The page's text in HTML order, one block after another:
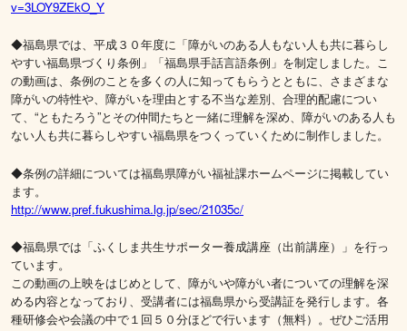
v=3LOY9ZEkO_Y
◆福島県では、平成３０年度に「障がいのある人もない人も共に暮らし
やすい福島県づくり条例」「福島県手話言語条例」を制定しました。こ
の動画は、条例のことを多くの人に知ってもらうとともに、さまざまな
障がいの特性や、障がいを理由とする不当な差別、合理的配慮につい
て、“ともたろう”とその仲間たちと一緒に理解を深め、障がいのある人も
ない人も共に暮らしやすい福島県をつくっていくために制作しました。
◆条例の詳細については福島県障がい福祉課ホームページに掲載してい
ます。
http://www.pref.fukushima.lg.jp/sec/21035c/
◆福島県では「ふくしま共生サポーター養成講座（出前講座）」を行っ
ています。
この動画の上映をはじめとして、障がいや障がい者についての理解を深
める内容となっており、受講者には福島県から受講証を発行します。各
種研修会や会議の中で１回５０分ほどで行います（無料）。ぜひご活用